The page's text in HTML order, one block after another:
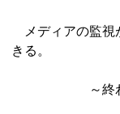
メディアの監視
きる。
～終わ